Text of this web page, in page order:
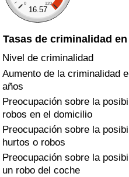
0 120
16.57
Tasas de criminalidad
Nivel de criminalidad
Aumento de la criminalidad
años
Preocupación sobre la
robos en el domicilio
Preocupación sobre la
hurtos o robos
Preocupación sobre la
un robo del coche
en aqaba
Delincuencia
Calificación del Índice de
(Actual)
Índice de Criminalidad
Índice de criminalidad por
Sanidad
Índice de Sanidad (Actual)